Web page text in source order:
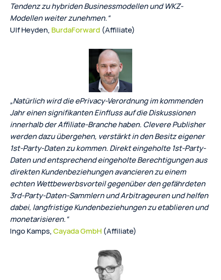
Tendenz zu hybriden Businessmodellen und WKZ-
Modellen weiter zunehmen.“
Ulf Heyden, BurdaForward (Affiliate)
„Natürlich wird die ePrivacy-Verordnung im kommenden
Jahr einen signifikanten Einfluss auf die Diskussionen
innerhalb der Affiliate-Branche haben. Clevere Publisher
werden dazu übergehen, verstärkt in den Besitz eigener
1st-Party-Daten zu kommen. Direkt eingeholte 1st-Party-
Daten und entsprechend eingeholte Berechtigungen aus
direkten Kundenbeziehungen avancieren zu einem
echten Wettbewerbsvorteil gegenüber den gefährdeten
3rd-Party-Daten-Sammlern und Arbitrageuren und helfen
dabei, langfristige Kundenbeziehungen zu etablieren und
monetarisieren.“
Ingo Kamps,Cayada GmbH (Affiliate)